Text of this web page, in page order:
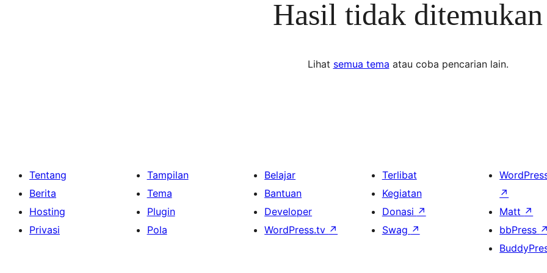
Hasil tidak ditemukan
Lihat semua tema atau coba pencarian lain.
Tentang
Berita
Hosting
Privasi
Tampilan
Tema
Plugin
Pola
Belajar
Bantuan
Developer
WordPress.tv ↗
Terlibat
Kegiatan
Donasi ↗
Swag ↗
↗
Matt ↗
bbPress ↗